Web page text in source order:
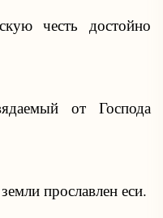
честь достойно
от Господа
прославлен еси.